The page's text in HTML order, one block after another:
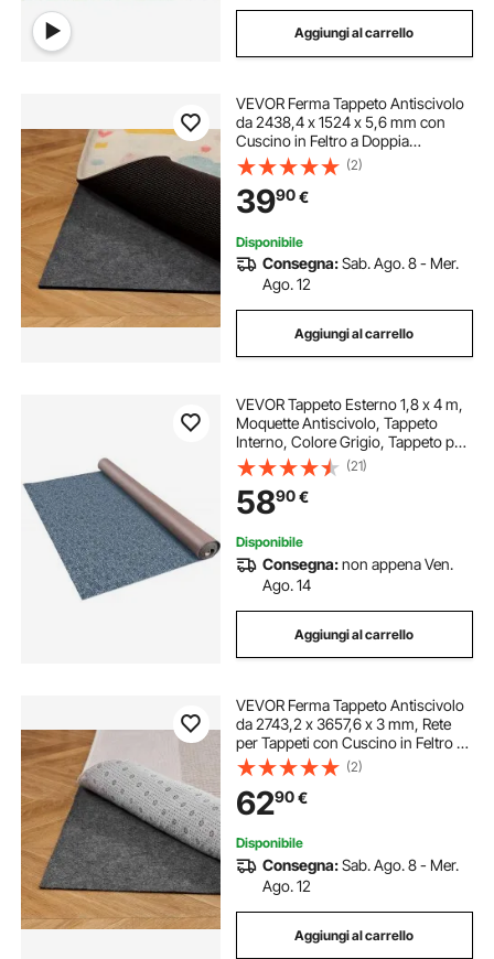
Aggiungi al carrello
VEVOR Ferma Tappeto Antiscivolo
da 2438,4 x 1524 x 5,6 mm con
Cuscino in Feltro a Doppia
Superficie e Antiscivolo in Gomma,
Protezione per Pavimenti in Legno
per Tutti i Pavimenti, Finiture
(2)
3990€
Disponibile
Consegna:Sab. Ago. 8 - Mer.
Ago. 12
Aggiungi al carrello
VEVOR Tappeto Esterno 1,8 x 4 m,
Moquette Antiscivolo, Tappeto
Interno, Colore Grigio, Tappeto per
Interno e Esterno, Materiale Fibra di
Poliestere + TPR, Facile da Taglio e
Pulire
(21)
5890€
Disponibile
Consegna:non appena Ven.
Ago. 14
Aggiungi al carrello
VEVOR Ferma Tappeto Antiscivolo
da 2743,2 x 3657,6 x 3 mm, Rete
per Tappeti con Cuscino in Feltro a
Doppia Superficie e Antiscivolo in
Gomma, Protezione per Pavimenti
in Legno per Pavimenti, Finiture
(2)
6290€
Disponibile
Consegna:Sab. Ago. 8 - Mer.
Ago. 12
Aggiungi al carrello